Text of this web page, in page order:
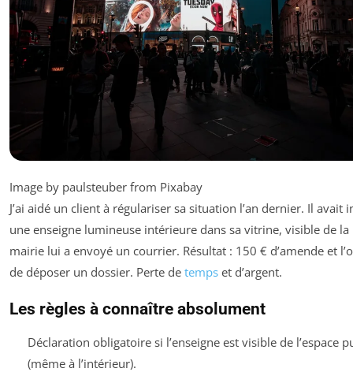
Image by paulsteuber from Pixabay
J’ai aidé un client à régulariser sa situation l’an dernier. Il avait
une enseigne lumineuse intérieure dans sa vitrine, visible de la
mairie lui a envoyé un courrier. Résultat : 150 € d’amende et
de déposer un dossier. Perte de temps et d’argent.
Les règles à connaître absolument
Déclaration obligatoire si l’enseigne est visible de l’espace
(même à l’intérieur).